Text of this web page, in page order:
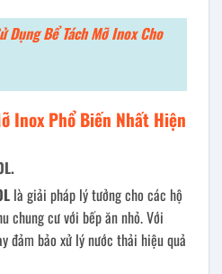
Dụng Bể Tách Mỡ Inox Cho
Inox Phổ Biến Nhất Hiện
là giải pháp lý tưởng cho các hộ
chung cư với bếp ăn nhỏ. Với
đảm bảo xử lý nước thải hiệu quả